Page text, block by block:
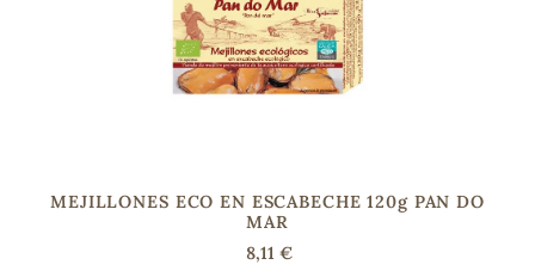
MEJILLONES ECO EN ESCABECHE 120g PAN DO
MAR
8,11 €